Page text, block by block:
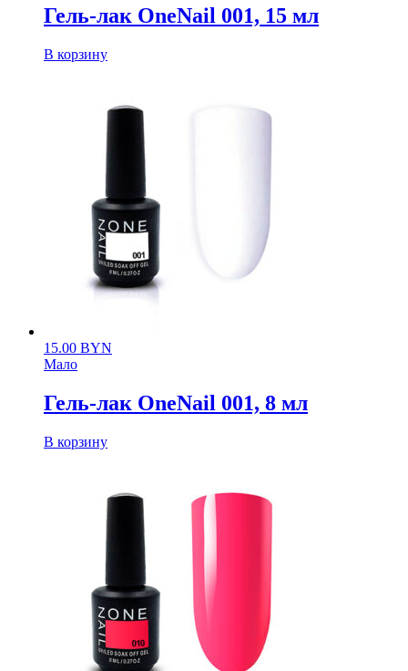
Гель-лак OneNail 001, 15 мл
В корзину
15.00 BYN
Мало
Гель-лак OneNail 001, 8 мл
В корзину